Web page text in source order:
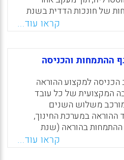
X
של חונכות הדדית בשנת
של המחקר הייתה
כל המורים המתחילים,
שהשתתפו במחקר, עדיין עבדו במקצוע (Paris,
X
קראו עוד...
ההתמחות והכניסה
למקצוע ההוראה
המקצועית של כל עובד
משלוש השנים
ההוראה במערכת החינוך,
ההתמחות בהוראה (שנת
שלאחריה. ההכרה בשלב
יש לו מאפיינים משלו
קראו עוד...